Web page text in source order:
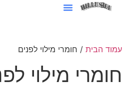
עמוד הבית / חומרי מילוי לפנים
חומרי מילוי